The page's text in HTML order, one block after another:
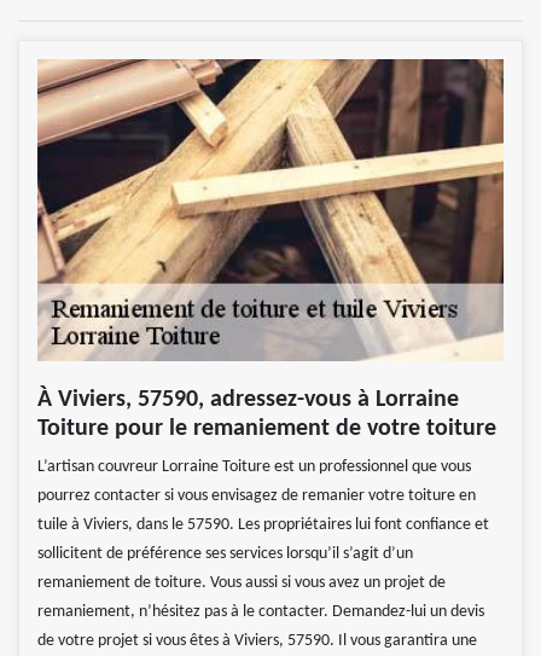
À Viviers, 57590, adressez-vous à Lorraine
Toiture pour le remaniement de votre toiture
L’artisan couvreur Lorraine Toiture est un professionnel que vous
pourrez contacter si vous envisagez de remanier votre toiture en
tuile à Viviers, dans le 57590. Les propriétaires lui font confiance et
sollicitent de préférence ses services lorsqu’il s’agit d’un
remaniement de toiture. Vous aussi si vous avez un projet de
remaniement, n’hésitez pas à le contacter. Demandez-lui un devis
de votre projet si vous êtes à Viviers, 57590. Il vous garantira une